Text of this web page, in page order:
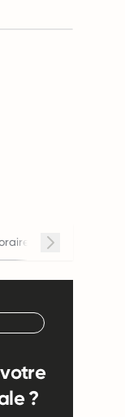
de travail
?